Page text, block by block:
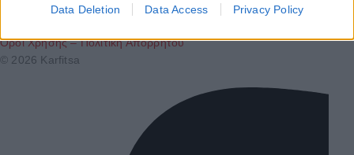
Data Deletion Data Access Privacy Policy
Ταυτότητα
Όροι Χρήσης – Πολιτική Απορρήτου
© 2026 Karfitsa